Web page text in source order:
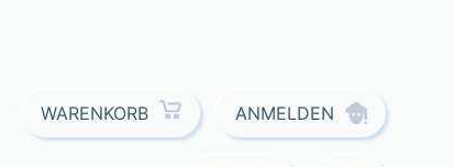
WARENKORB ANMELDEN